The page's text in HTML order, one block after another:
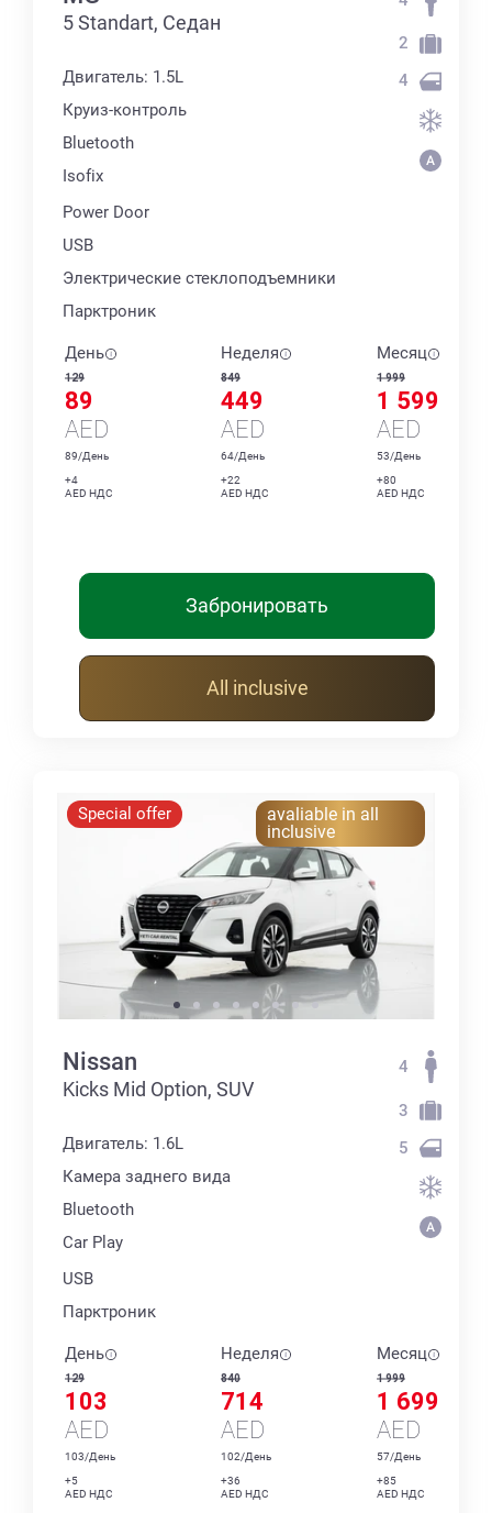
5 Standart, Седан
Двигатель: 1.5L
Круиз-контроль
Bluetooth
Isofix
Power Door
USB
Электрические стеклоподъемники
Парктроник
2
4
День
129
89
AED
89/День
+4
AED НДС
Неделя
849
449
AED
64/День
+22
AED НДС
Месяц
1 999
1 599
AED
53/День
+80
AED НДС
Забронировать
All inclusive
Special offer
avaliable in all
inclusive
Nissan
Kicks Mid Option, SUV
Двигатель: 1.6L
Камера заднего вида
Bluetooth
Car Play
USB
Парктроник
4
3
5
День
129
103
AED
103/День
+5
AED НДС
Неделя
840
714
AED
102/День
+36
AED НДС
Месяц
1 999
1 699
AED
57/День
+85
AED НДС